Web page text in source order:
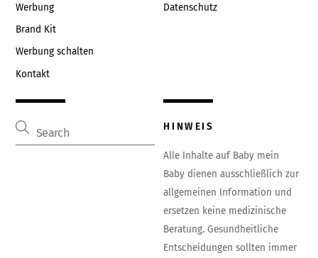
Werbung
Brand Kit
Werbung schalten
Kontakt
Datenschutz
HINWEIS
Alle Inhalte auf Baby mein
Baby dienen ausschließlich zur
allgemeinen Information und
ersetzen keine medizinische
Beratung. Gesundheitliche
Entscheidungen sollten immer